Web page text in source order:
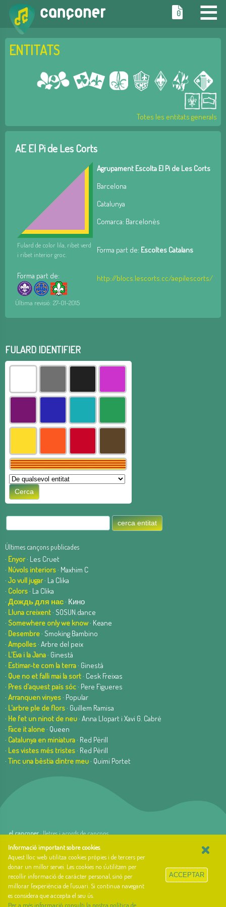
≡
0
ENTITATS
Totes les entitats generals
AE El Pi de Les Corts
Fulard de color lila, ribet verd
i ribet interior groc.
Forma part de:
Agrupament Escolta El Pi de Les Corts
Barcelona
Catalunya
Comarca: Barcelonès
Forma part de: Escoltes Catalans
http://blocs.lescorts.cc/aepilescorts/
Última revisió: 27-01-2015
FULARD IDENTIFIER
Últimes cançons publicades
· Enyor· Les Cruet
· Núvols interiors· Maxhim C
· Jo vull jugar· La Clika
· Colors· La Clika
· Дождь для нас· Кино
· Lluna creixent· SOSUN.dance
· Somewhere only we know· Keane
· Desembre· Smoking Bambino
· Ampolles· Arbre del peix
· L'Eva i la Jana· Ginestà
· Estimar-te com la terra· Ginestà
· Que no et falli mai la sort· Cesk Freixas
· Pres d'aquest país sóc· Pere Figueres
· Arranquen vinyes· Popular
· L'arbre ple de flors· Guillem Ramisa
· He fet un ninot de neu· Anna Llopart i Xavi G. Cabré
· Face it alone· Queen
· Catalunya en miniatura· Red Pèrill
· Les vistes més tristes· Red Pèrill
· Tinc una bèstia dintre meu· Quimi Portet
el cançoner· lletres i acords de cançons
web basada en el Gestior de Continguts
creada per arnAu bellavista
Sobre el cançoner
Qui som i quina és la nostra història?
Llibre d'estil
Contacte
Informació important sobre cookies.
Aquest lloc web utilitza cookies pròpies i de tercers per
donar un millor servei. Les cookies no s'utilitzen per
recollir informació de caràcter personal, sinó per
millorar l'experiència de l'usuari. Si continua navegant
es considera que accepta el seu ús.
Per a més informació consulti la nostra política de
×
ACCEPTAR